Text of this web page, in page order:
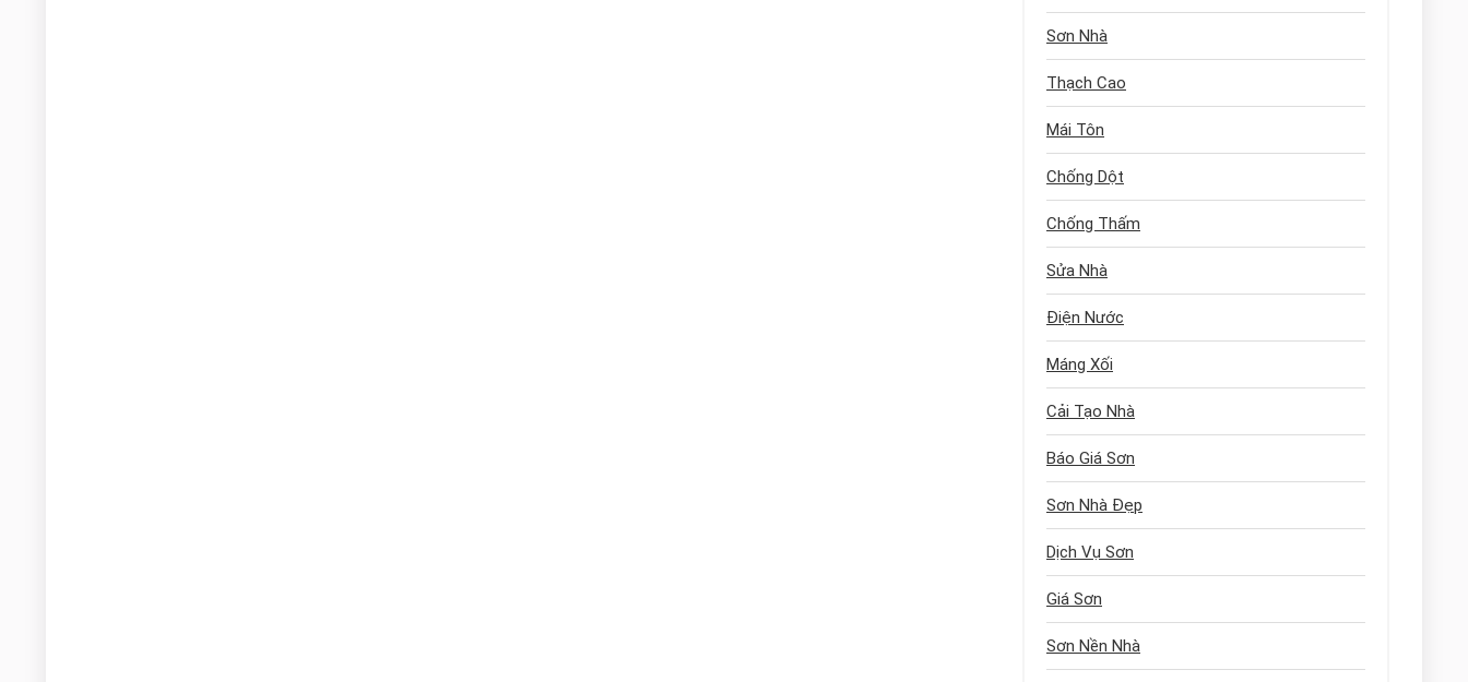
Sơn Nhà
Thạch Cao
Mái Tôn
Chống Dột
Chống Thấm
Sửa Nhà
Điện Nước
Máng Xối
Cải Tạo Nhà
Báo Giá Sơn
Sơn Nhà Đẹp
Dịch Vụ Sơn
Giá Sơn
Sơn Nền Nhà